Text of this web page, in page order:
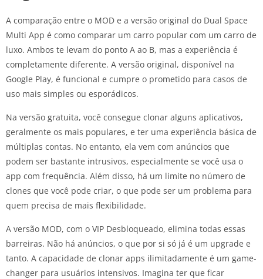
A comparação entre o MOD e a versão original do Dual Space
Multi App é como comparar um carro popular com um carro de
luxo. Ambos te levam do ponto A ao B, mas a experiência é
completamente diferente. A versão original, disponível na
Google Play, é funcional e cumpre o prometido para casos de
uso mais simples ou esporádicos.
Na versão gratuita, você consegue clonar alguns aplicativos,
geralmente os mais populares, e ter uma experiência básica de
múltiplas contas. No entanto, ela vem com anúncios que
podem ser bastante intrusivos, especialmente se você usa o
app com frequência. Além disso, há um limite no número de
clones que você pode criar, o que pode ser um problema para
quem precisa de mais flexibilidade.
A versão MOD, com o VIP Desbloqueado, elimina todas essas
barreiras. Não há anúncios, o que por si só já é um upgrade e
tanto. A capacidade de clonar apps ilimitadamente é um game-
changer para usuários intensivos. Imagina ter que ficar